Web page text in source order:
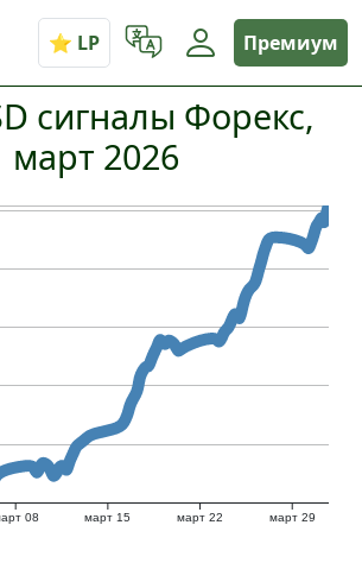
Премиум
сигналы Форекс,
март 2026
08 март 15 март 22 март 29